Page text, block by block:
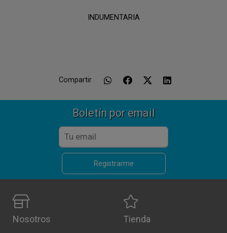
INDUMENTARIA
Compartir
Boletín por email
Registrarme
Nosotros Tienda